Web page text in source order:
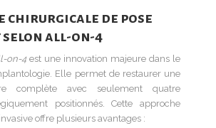
chirurgicale de pose
selon all-on-4
on-4 est une innovation majeure dans le
Elle permet de restaurer une
complète avec seulement quatre
positionnés. Cette approche
offre plusieurs avantages :